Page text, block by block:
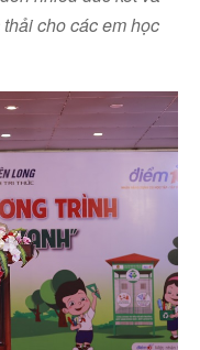
cho các em học